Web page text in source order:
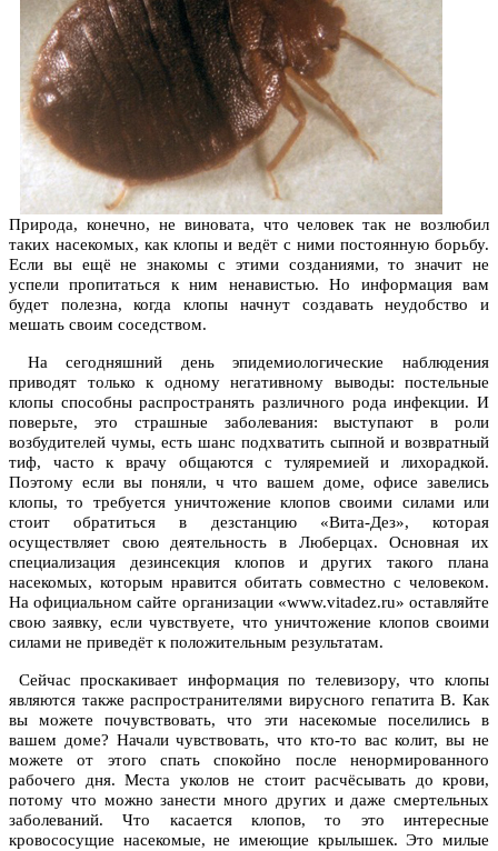
Природа, конечно, не виновата, что человек так не возлюбил
таких насекомых, как клопы и ведёт с ними постоянную борьбу.
Если вы ещё не знакомы с этими созданиями, то значит не
успели пропитаться к ним ненавистью. Но информация вам
будет полезна, когда клопы начнут создавать неудобство и
мешать своим соседством.
На сегодняшний день эпидемиологические наблюдения
приводят только к одному негативному выводы: постельные
клопы способны распространять различного рода инфекции. И
поверьте, это страшные заболевания: выступают в роли
возбудителей чумы, есть шанс подхватить сыпной и возвратный
тиф, часто к врачу общаются с туляремией и лихорадкой.
Поэтому если вы поняли, ч что вашем доме, офисе завелись
клопы, то требуется уничтожение клопов своими силами или
стоит обратиться в дезстанцию «Вита-Дез», которая
осуществляет свою деятельность в Люберцах. Основная их
специализация дезинсекция клопов и других такого плана
насекомых, которым нравится обитать совместно с человеком.
На официальном сайте организации «www.vitadez.ru» оставляйте
свою заявку, если чувствуете, что уничтожение клопов своими
силами не приведёт к положительным результатам.
Сейчас проскакивает информация по телевизору, что клопы
являются также распространителями вирусного гепатита В. Как
вы можете почувствовать, что эти насекомые поселились в
вашем доме? Начали чувствовать, что кто-то вас колит, вы не
можете от этого спать спокойно после ненормированного
рабочего дня. Места уколов не стоит расчёсывать до крови,
потому что можно занести много других и даже смертельных
заболеваний. Что касается клопов, то это интересные
кровососущие насекомые, не имеющие крылышек. Это милые